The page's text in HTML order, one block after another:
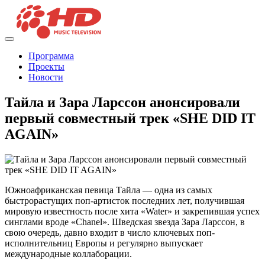
Программа
Проекты
Новости
Тайла и Зара Ларссон анонсировали
первый совместный трек «SHE DID IT
AGAIN»
Южноафриканская певица Тайла — одна из самых
быстрорастущих поп-артисток последних лет, получившая
мировую известность после хита «Water» и закрепившая успех
синглами вроде «Chanel». Шведская звезда Зара Ларссон, в
свою очередь, давно входит в число ключевых поп-
исполнительниц Европы и регулярно выпускает
международные коллаборации.